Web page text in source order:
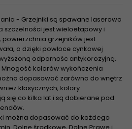
- Grzejniki są spawane laserowo
szczelności jest wieloetapowy i
powierzchnia grzejników jest
a dzięki powłoce cynkowej
odpornośc antykorozyjną.
kolorów wykończenia
dopasować zarówno do wnętrz
klasycznych, kolory
się co kilka lat i są dobierane pod
można dopasować do każdego